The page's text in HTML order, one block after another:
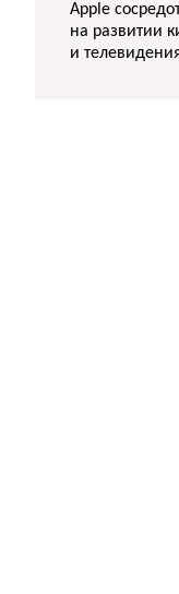
Apple
на развитии
и